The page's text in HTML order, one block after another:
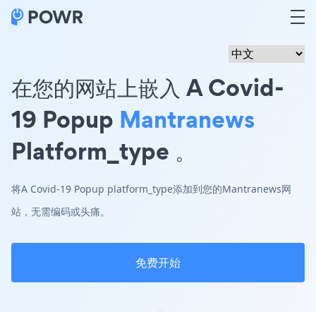
在您的网站上嵌入 A Covid-
19 Popup Mantranews
Platform_type 。
将A Covid-19 Popup platform_type添加到您的Mantranews网
站，无需编码或头痛。
免费开始